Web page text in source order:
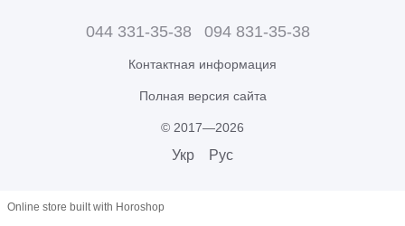
044 331-35-38 094 831-35-38
Контактная информация
Полная версия сайта
© 2017—2026
Укр Рус
Online store built with Horoshop